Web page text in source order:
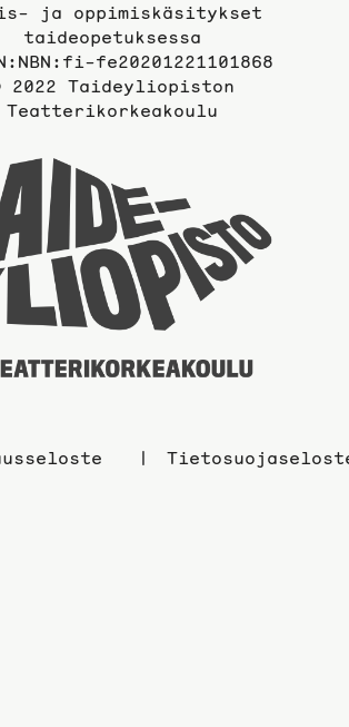
ja oppimiskäsitykset
taideopetuksessa
fe20201221101868
2022 Taideyliopiston
Teatterikorkeakoulu